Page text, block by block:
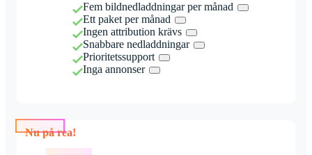
Fem bildnedladdningar per månad
Ett paket per månad
Ingen attribution krävs
Snabbare nedladdningar
Prioritetssupport
Inga annonser
Nu på rea!